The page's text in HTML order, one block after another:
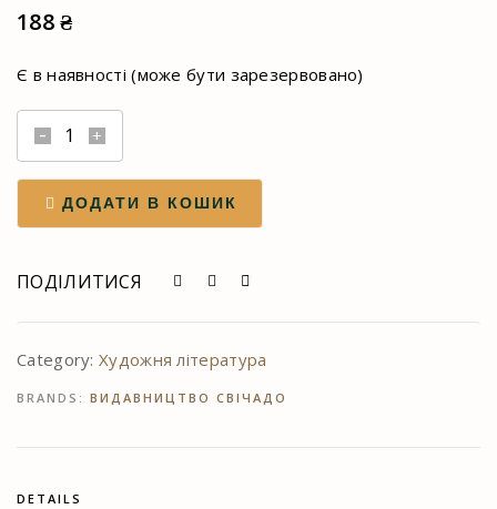
188₴
Є в наявності (може бути зарезервовано)
Будь
там,
ти
ДОДАТИ В КОШИК
ПОДІЛИТИСЯ
Category:Художня література
BRANDS: ВИДАВНИЦТВО СВІЧАДО
DETAILS